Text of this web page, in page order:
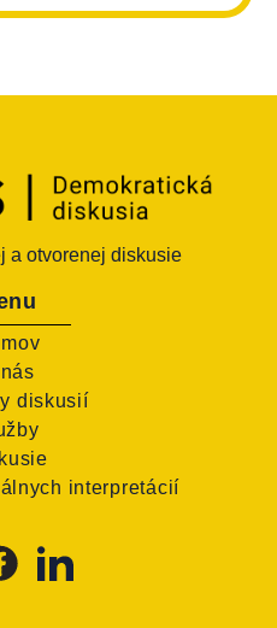
a otvorenej diskusie
diskusií
interpretácií